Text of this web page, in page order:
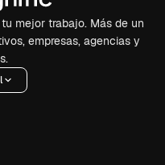
mejor trabajo. Más de un
empresas, agencias y